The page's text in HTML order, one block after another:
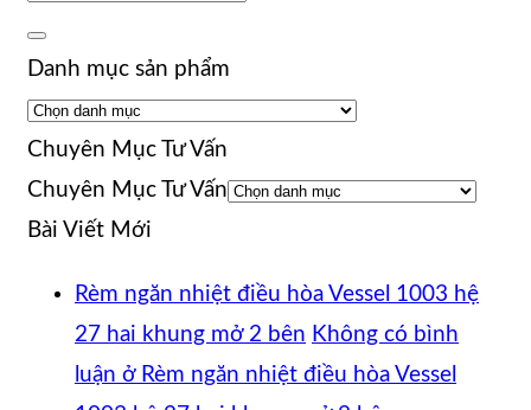
Danh mục sản phẩm
Chuyên Mục Tư Vấn
Chuyên Mục Tư Vấn
Bài Viết Mới
Rèm ngăn nhiệt điều hòa Vessel 1003 hệ
27 hai khung mở 2 bên Không có bình
luận ở Rèm ngăn nhiệt điều hòa Vessel